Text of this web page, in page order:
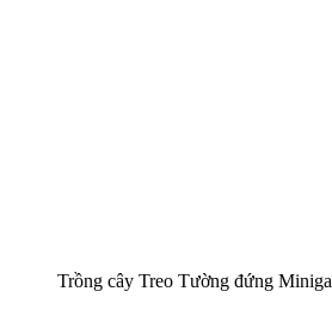
Trồng cây Treo Tường đứng